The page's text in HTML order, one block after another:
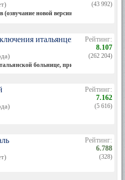
новой версии)
(43 992)
итальянцев в России
больнице, приятель, коллега и
Рейтинг:
8.107
(262 204)
Рейтинг:
7.162
(5 616)
Рейтинг:
6.788
(328)